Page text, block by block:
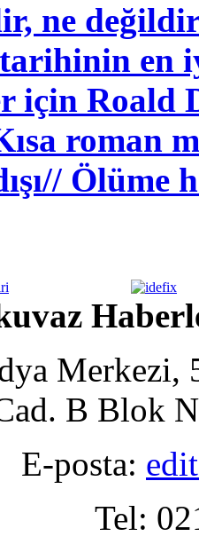
ne
en
için Roald
roman
Ölüme
Merkezi,
B Blok
E-posta:
Tel: